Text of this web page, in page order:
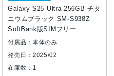
Galaxy S25 Ultra 256GB チタ
ニウムブラック SM-S938Z
SoftBank版SIMフリー
付属品：本体のみ
発売日：2025/02
在庫数：1